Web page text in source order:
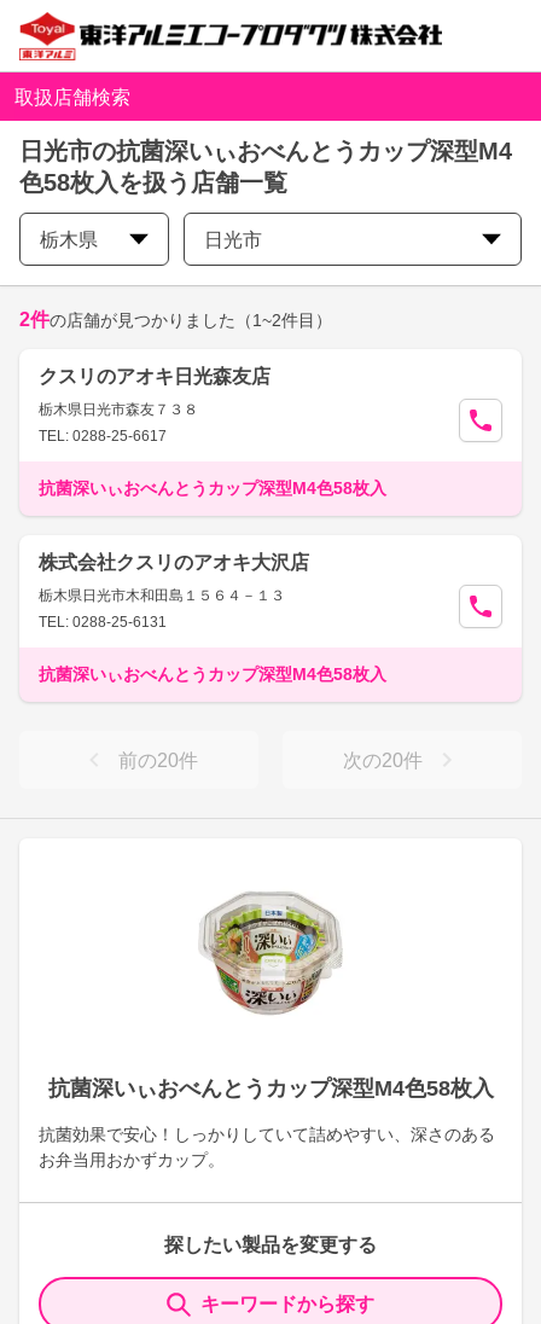
取扱店舗検索
日光市の抗菌深いぃおべんとうカップ深型M4
色58枚入を扱う店舗一覧
栃木県 日光市
抗菌深いぃおべんとうカップ深型M4色58枚入
抗菌効果で安心！しっかりしていて詰めやすい、深さのある
お弁当用おかずカップ。
探したい製品を変更する
キーワードから探す
2件の店舗が見つかりました （1~2件目）
クスリのアオキ日光森友店
栃木県日光市森友７３８
TEL: 0288-25-6617
抗菌深いぃおべんとうカップ深型M4色58枚入
株式会社クスリのアオキ大沢店
栃木県日光市木和田島１５６４－１３
TEL: 0288-25-6131
抗菌深いぃおべんとうカップ深型M4色58枚入
前の20件 次の20件